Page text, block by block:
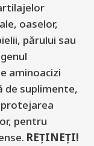
oaselor,
părului sau
aminoacizi
de suplimente,
pentru
REȚINEȚI!